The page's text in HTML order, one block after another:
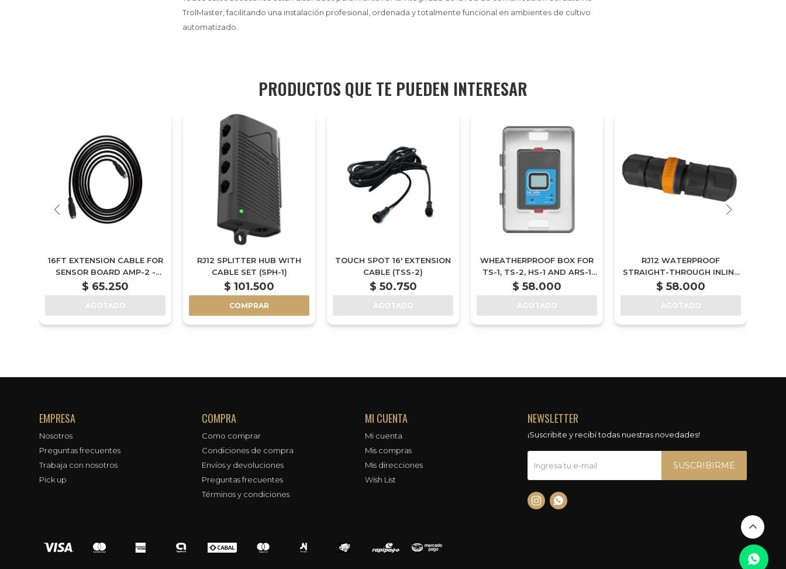
TrolMaster, facilitando una instalación profesional, ordenada y totalmente funcional en ambientes de cultivo
automatizado.
PRODUCTOS QUE TE PUEDEN INTERESAR
16FT EXTENSION CABLE FOR
SENSOR BOARD AMP-2 -
ECS-4
$ 65.250
AGOTADO
RJ12 SPLITTER HUB WITH
CABLE SET (SPH-1)
$ 101.500
COMPRAR
TOUCH SPOT 16' EXTENSION
CABLE (TSS-2)
$ 50.750
AGOTADO
WHEATHERPROOF BOX FOR
TS-1, TS-2, HS-1 AND ARS-1
(BM-1)
$ 58.000
AGOTADO
RJ12 WATERPROOF
STRAIGHT-THROUGH INLINE
COUPLER (ECW-1)
$ 58.000
AGOTADO
EMPRESA
Nosotros
Preguntas frecuentes
Trabaja con nosotros
Pick up
COMPRA
Como comprar
Condiciones de compra
Envíos y devoluciones
Preguntas frecuentes
Términos y condiciones
MI CUENTA
Mi cuenta
Mis compras
Mis direcciones
Wish List
NEWSLETTER
¡Suscribite y recibí todas nuestras novedades!
SUSCRIBIRME
 